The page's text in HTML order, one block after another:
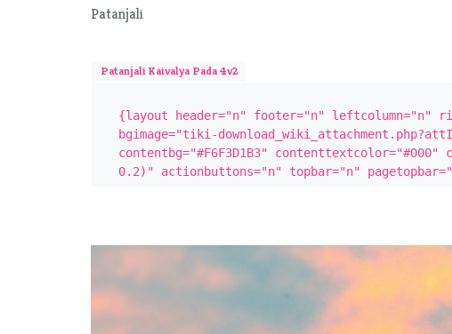
Patanjali
Patanjali Kaivalya Pada 4v2
{layout header="n" footer="n" leftcolumn="n"
bgimage="tiki-
contentbg="#F6F3D1B3"
0.2)" actionbuttons="n" topbar="n"